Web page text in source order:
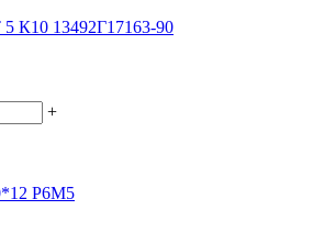
К10 13492Г17163-90
+
Р6М5